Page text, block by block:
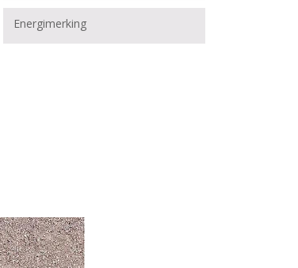
Energimerking